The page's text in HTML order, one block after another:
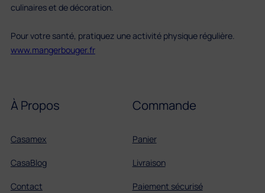
culinaires et de décoration.
Pour votre santé, pratiquez une activité physique régulière.
www.mangerbouger.fr
À Propos
Casamex
CasaBlog
Contact
Commande
Panier
Livraison
Paiement sécurisé